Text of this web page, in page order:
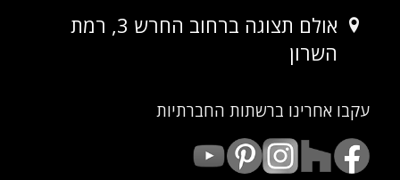
אולם תצוגה ברחוב החרש 3, רמת
השרון
עקבו אחרינו ברשתות החברתיות